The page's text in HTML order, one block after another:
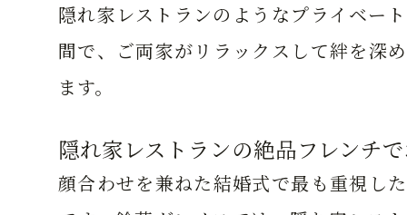
隠れ家レストランのようなプライベー
間で、ご両家がリラックスして絆を深
ます。
隠れ家レストランの絶品フレンチ
顔合わせを兼ねた結婚式で最も重視し